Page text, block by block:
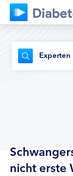
Experten
nicht erste